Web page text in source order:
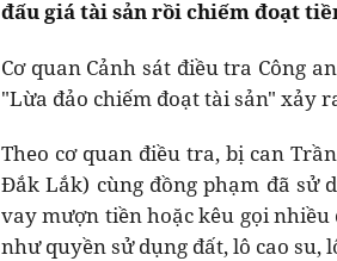
đấu giá tài sản rồi chiếm đoạt
Cơ quan Cảnh sát điều tra Công
"Lừa đảo chiếm đoạt tài sản" xảy
Theo cơ quan điều tra, bị can
Đắk Lắk) cùng đồng phạm đã sử
vay mượn tiền hoặc kêu gọi
như quyền sử dụng đất, lô cao su,